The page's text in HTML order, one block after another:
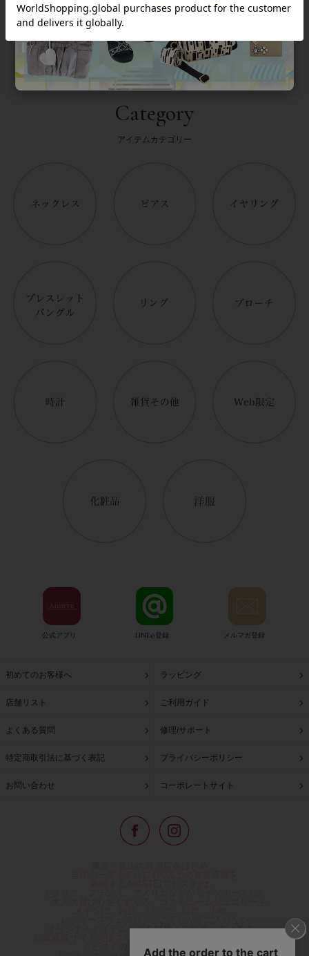
Category
アイテムカテゴリー
公式アプリ LINE@登録 メルマガ登録
初めてのお客様へ ラッピング
店舗リスト ご利用ガイド
よくある質問 修理/サポート
特定商取引法に基づく表記 プライバシーポリシー
お問い合わせ コーポレートサイト
オリジナルアイテムなどを幅広くご用意しています。
アビステの幅広い商品を取り揃え、